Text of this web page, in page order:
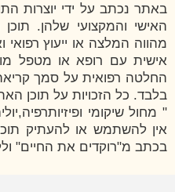
באתר נכתב על ידי יוצרות
האישי והמקצועי שלהן.
מהווה המלצה או ייעוץ רפואי
אישית עם רופא או מטפל
החלטה רפואית על סמך
בלבד. כל הזכויות על תוכן
" מחול שיקומי
אין להשתמש או להעתיק
בכתב מ"רוקדים את החיים"